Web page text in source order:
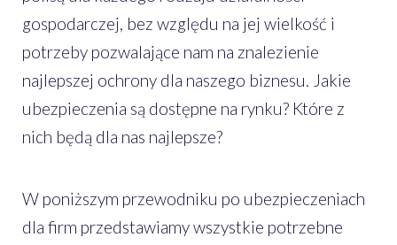
gospodarczej, bez względu na jej wielkość i
potrzeby pozwalające nam na znalezienie
najlepszej ochrony dla naszego biznesu. Jakie
ubezpieczenia są dostępne na rynku? Które z
nich będą dla nas najlepsze?
W poniższym przewodniku po ubezpieczeniach
dla firm przedstawiamy wszystkie potrzebne